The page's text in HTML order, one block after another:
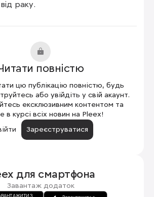
раку.
повністю
цю публікацію повністю, будь
або увійдіть у свій акаунт.
ексклюзивним контентом та
в курсі всіх новин на Pleex!
Зареєструватися
для смартфона
Завантаж додаток